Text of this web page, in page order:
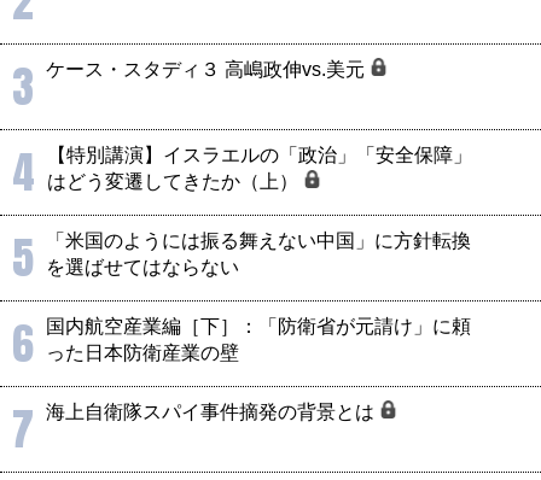
3 ケース・スタディ３ 高嶋政伸vs.美元
4
【特別講演】イスラエルの「政治」「安全保障」
はどう変遷してきたか（上）
5
「米国のようには振る舞えない中国」に方針転換
を選ばせてはならない
6
国内航空産業編［下］：「防衛省が元請け」に頼
った日本防衛産業の壁
7 海上自衛隊スパイ事件摘発の背景とは